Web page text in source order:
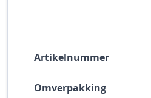
Artikelnummer
Omverpakking